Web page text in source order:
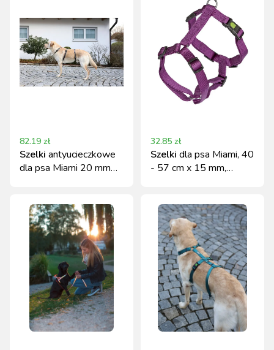
82.19 zł
Szelki antyucieczkowe
dla psa Miami 20 mm
32.85 zł
Szelki dla psa Miami, 40
- 57 cm x 15 mm,